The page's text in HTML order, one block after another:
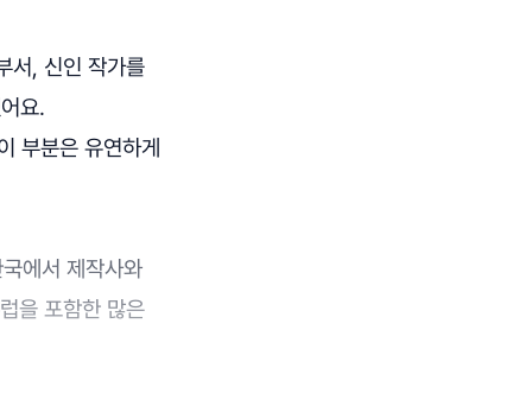
서, 신인 작가를
요.
부분은 유연하게
에서 제작사와
을 포함한 많은